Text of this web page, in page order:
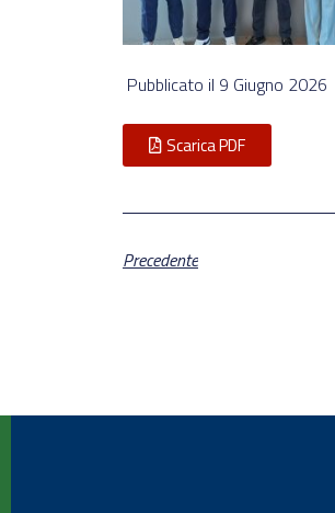
Pubblicato il 9 Giugno 2026
Scarica PDF
Precedente